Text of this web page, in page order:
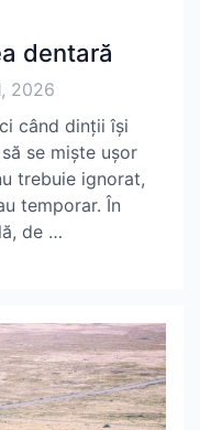
dentară
2026
când dinții își
se miște ușor
trebuie ignorat,
temporar. În
de …